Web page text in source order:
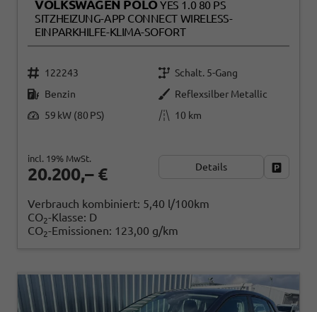
VOLKSWAGEN POLOYES 1.0 80 PS
SITZHEIZUNG-APP CONNECT WIRELESS-
EINPARKHILFE-KLIMA-SOFORT
122243
Schalt. 5-Gang
Benzin
Reflexsilber Metallic
59 kW (80 PS)
10 km
20.200,– €
incl. 19% MwSt.
Details
Verbrauch kombiniert: 5,40 l/100km
CO2-Klasse: D
CO2-Emissionen: 123,00 g/km